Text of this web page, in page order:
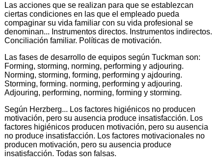
Las acciones que se realizan para que se establezcan
ciertas condiciones en las que el empleado pueda
compaginar su vida familiar con su vida profesional se
denominan... Instrumentos directos. Instrumentos indirectos.
Conciliación familiar. Políticas de motivación.
Las fases de desarrollo de equipos según Tuckman son:
Forming, storming, norming, performing y adjouring.
Norming, storming, forming, performing y ajdouring.
Storming, forming. norming, performing y adjouring.
Adjouring, performing, norming, forming y storming.
Según Herzberg... Los factores higiénicos no producen
motivación, pero su ausencia produce insatisfacción. Los
factores higiénicos producen motivación, pero su ausencia
no produce insatisfacción. Los factores motivacionales no
producen motivación, pero su ausencia produce
insatisfacción. Todas son falsas.